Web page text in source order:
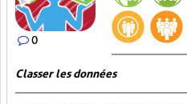
0
Classer les données